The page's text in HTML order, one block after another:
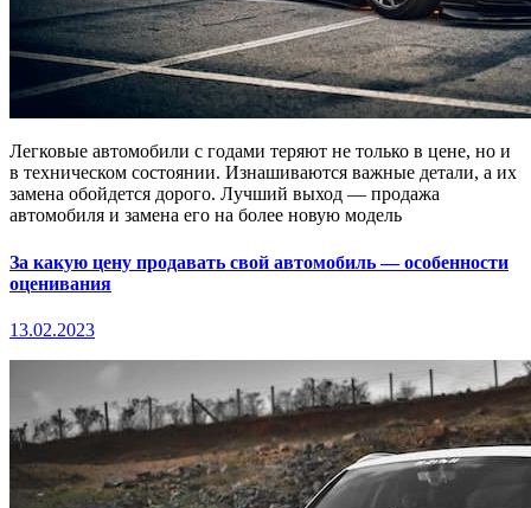
Легковые автомобили с годами теряют не только в цене, но и
в техническом состоянии. Изнашиваются важные детали, а их
замена обойдется дорого. Лучший выход — продажа
автомобиля и замена его на более новую модель
За какую цену продавать свой автомобиль — особенности
оценивания
13.02.2023